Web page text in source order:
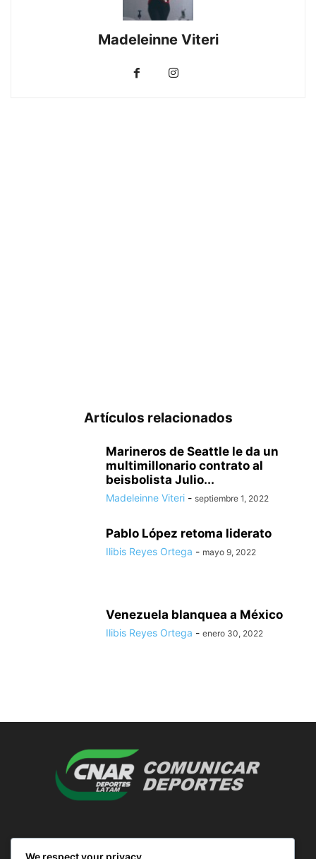
Madeleinne Viteri
Artículos relacionados
Marineros de Seattle le da un
multimillonario contrato al
beisbolista Julio...
Madeleinne Viteri - septiembre 1, 2022
Pablo López retoma liderato
Ilibis Reyes Ortega - mayo 9, 2022
Venezuela blanquea a México
Ilibis Reyes Ortega - enero 30, 2022
We respect your privacy